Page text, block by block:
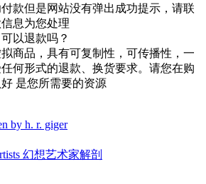
款但是网站没有弹出成功提示，请联
息为您处理
以退款吗？
商品，具有可复制性，可传播性，一
何形式的退款、换货要求。请您在购
是您所需要的资源
by h. r. giger
幻想艺术家解剖